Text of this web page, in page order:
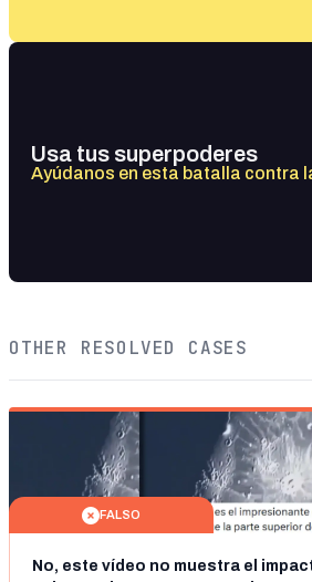
Usa tus superpoderes
Ayúdanos en esta batalla contra
OTHER RESOLVED CASES
FALSO
No, este vídeo no muestra el